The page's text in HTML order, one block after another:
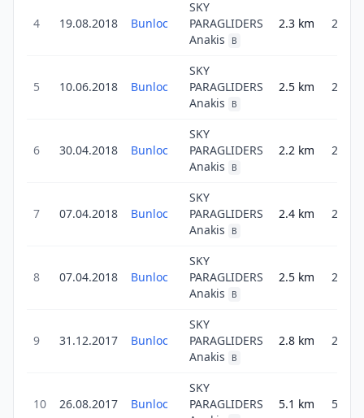
4 19.08.2018 Bunloc
SKY
PARAGLIDERS
Anakis
B
2.3 km 2.3
5 10.06.2018 Bunloc
SKY
PARAGLIDERS
Anakis
B
2.5 km 2.5
6 30.04.2018 Bunloc
SKY
PARAGLIDERS
Anakis
B
2.2 km 2.2
7 07.04.2018 Bunloc
SKY
PARAGLIDERS
Anakis
B
2.4 km 2.4
8 07.04.2018 Bunloc
SKY
PARAGLIDERS
Anakis
B
2.5 km 2.5
9 31.12.2017 Bunloc
SKY
PARAGLIDERS
Anakis
B
2.8 km 2.8
10 26.08.2017 Bunloc
SKY
PARAGLIDERS
5.1 km 5.1